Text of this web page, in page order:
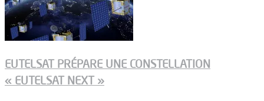
EUTELSAT PRÉPARE UNE CONSTELLATION
« EUTELSAT NEXT »